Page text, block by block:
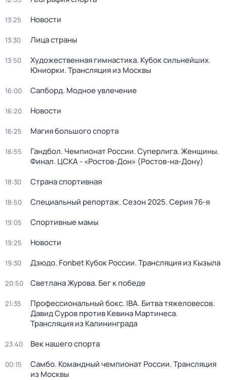
13:25 Новости
13:30 Лица страны
13:50
Художественная гимнастика. Кубок сильнейших.
Юниорки. Трансляция из Москвы
16:00 Сапборд. Модное увлечение
16:20 Новости
16:25 Магия большого спорта
16:55
Гандбол. Чемпионат России. Суперлига. Женщины.
Финал. ЦСКА - «Ростов-Дон» (Ростов-на-Дону)
18:30 Страна спортивная
18:50 Специальный репортаж. Сезон 2025. Серия 76-я
19:05 Спортивные мамы
19:25 Новости
19:30 Дзюдо. Fonbet Кубок России. Трансляция из Кызыла
20:50 Светлана Журова. Бег к победе
21:35
Профессиональный бокс. IBA. Битва тяжеловесов.
Давид Суров против Кевина Мартинеса.
Трансляция из Калининграда
23:40 Век нашего спорта
00:15
Самбо. Командный чемпионат России. Трансляция
из Москвы